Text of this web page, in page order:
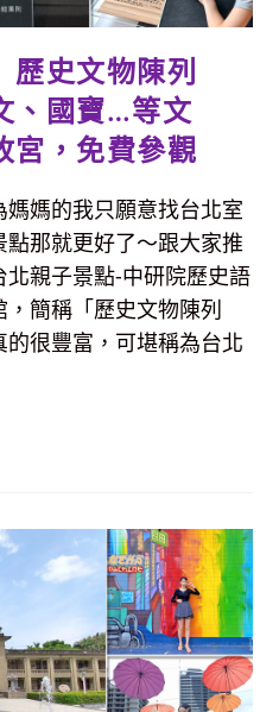
歷史文物陳列
、國寶…等文
宮，免費參觀
媽的我只願意找台北室
那就更好了～跟大家推
親子景點-中研院歷史語
簡稱「歷史文物陳列
很豐富，可堪稱為台北